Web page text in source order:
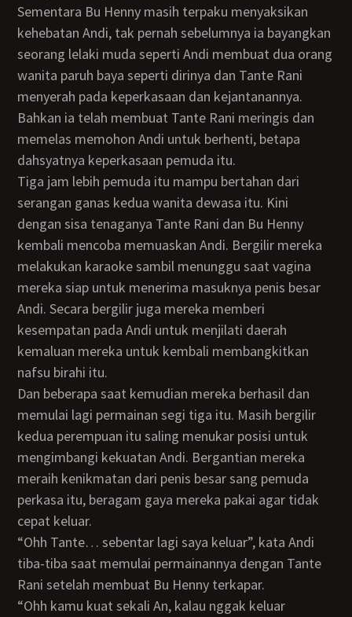
Sementara Bu Henny masih terpaku menyaksikan
kehebatan Andi, tak pernah sebelumnya ia bayangkan
seorang lelaki muda seperti Andi membuat dua orang
wanita paruh baya seperti dirinya dan Tante Rani
menyerah pada keperkasaan dan kejantanannya.
Bahkan ia telah membuat Tante Rani meringis dan
memelas memohon Andi untuk berhenti, betapa
dahsyatnya keperkasaan pemuda itu.
Tiga jam lebih pemuda itu mampu bertahan dari
serangan ganas kedua wanita dewasa itu. Kini
dengan sisa tenaganya Tante Rani dan Bu Henny
kembali mencoba memuaskan Andi. Bergilir mereka
melakukan karaoke sambil menunggu saat vagina
mereka siap untuk menerima masuknya penis besar
Andi. Secara bergilir juga mereka memberi
kesempatan pada Andi untuk menjilati daerah
kemaluan mereka untuk kembali membangkitkan
nafsu birahi itu.
Dan beberapa saat kemudian mereka berhasil dan
memulai lagi permainan segi tiga itu. Masih bergilir
kedua perempuan itu saling menukar posisi untuk
mengimbangi kekuatan Andi. Bergantian mereka
meraih kenikmatan dari penis besar sang pemuda
perkasa itu, beragam gaya mereka pakai agar tidak
cepat keluar.
“Ohh Tante… sebentar lagi saya keluar”, kata Andi
tiba-tiba saat memulai permainannya dengan Tante
Rani setelah membuat Bu Henny terkapar.
“Ohh kamu kuat sekali An, kalau nggak keluar